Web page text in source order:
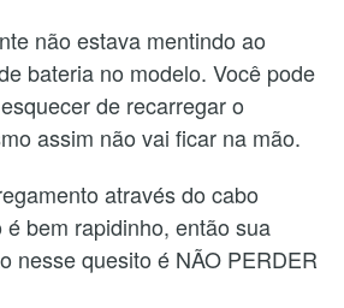
não estava mentindo ao
bateria no modelo. Você pode
de recarregar o
assim não vai ficar na mão.
através do cabo
bem rapidinho, então sua
nesse quesito é NÃO PERDER